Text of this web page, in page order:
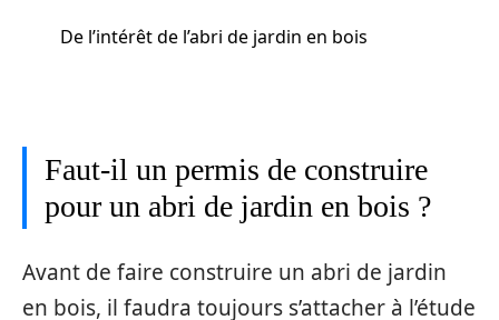
De l’intérêt de l’abri de jardin en bois
Faut-il un permis de construire
pour un abri de jardin en bois ?
Avant de faire construire un abri de jardin
en bois, il faudra toujours s’attacher à l’étude